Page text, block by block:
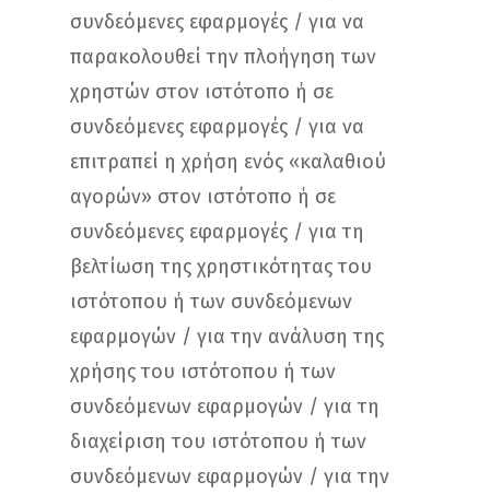
συνδεόμενες εφαρμογές / για να
παρακολουθεί την πλοήγηση των
χρηστών στον ιστότοπο ή σε
συνδεόμενες εφαρμογές / για να
επιτραπεί η χρήση ενός «καλαθιού
αγορών» στον ιστότοπο ή σε
συνδεόμενες εφαρμογές / για τη
βελτίωση της χρηστικότητας του
ιστότοπου ή των συνδεόμενων
εφαρμογών / για την ανάλυση της
χρήσης του ιστότοπου ή των
συνδεόμενων εφαρμογών / για τη
διαχείριση του ιστότοπου ή των
συνδεόμενων εφαρμογών / για την